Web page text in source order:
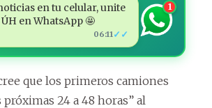
en tu celular, unite
en WhatsApp 🤩
06:11 ✓✓
1
que los primeros camiones
próximas 24 a 48 horas” al